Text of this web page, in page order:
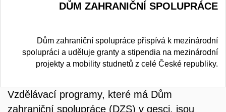
DŮM ZAHRANIČNÍ SPOLUPRÁCE
Dům zahraniční spolupráce přispívá k mezinárodní
spolupráci a uděluje granty a stipendia na mezinárodní
projekty a mobility studnetů z celé České republiky.
Vzdělávací programy, které má Dům
zahraniční spolupráce (DZS) v gesci, jsou